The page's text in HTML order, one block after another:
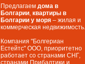
Предлагаем дома в
Болгарии, квартиры в
Болгарии у моря – жилая и
коммерческая недвижимость.
Компания "Болгериан
Естейтс" ООО, приоритетно
работает со странами СНГ,
странами Прибалтики и